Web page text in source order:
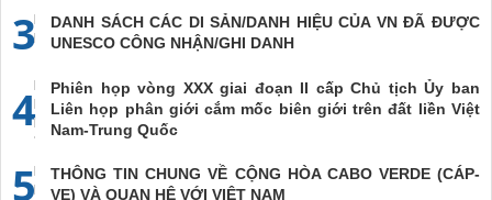
3
DANH SÁCH CÁC DI SẢN/DANH HIỆU CỦA VN ĐÃ ĐƯỢC
UNESCO CÔNG NHẬN/GHI DANH
4
Phiên họp vòng XXX giai đoạn II cấp Chủ tịch Ủy ban
Liên họp phân giới cắm mốc biên giới trên đất liền Việt
Nam-Trung Quốc
5
THÔNG TIN CHUNG VỀ CỘNG HÒA CABO VERDE (CÁP-
VE) VÀ QUAN HỆ VỚI VIỆT NAM